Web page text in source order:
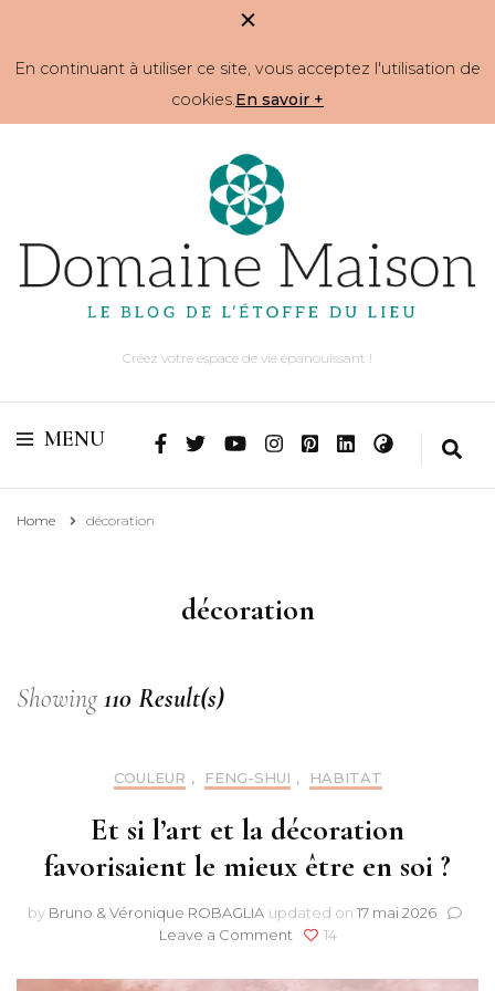
En continuant à utiliser ce site, vous acceptez l'utilisation de
cookies.En savoir +
Créez votre espace de vie épanouissant !
MENU
Home décoration
décoration
Showing110 Result(s)
COULEUR , FENG-SHUI , HABITAT
Et si l’art et la décoration
favorisaient le mieux être en soi ?
by Bruno & Véronique ROBAGLIA updated on 17 mai 2026
Leave a Commenton
si
14